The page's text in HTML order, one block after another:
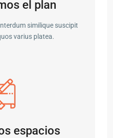
el plan
similique suscipit
varius platea.
espacios